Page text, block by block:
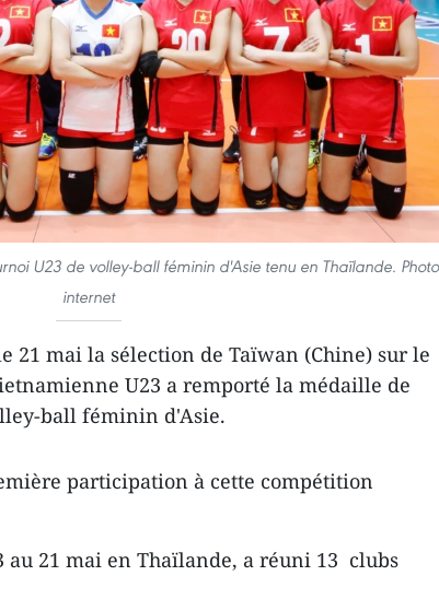
U23 de volley-ball féminin d'Asie tenu en Thaïlande.
internet
21 mai la sélection de Taïwan (Chine) sur le
U23 a remporté la médaille de
ball féminin d'Asie.
participation à cette compétition
au 21 mai en Thaïlande, a réuni 13 clubs